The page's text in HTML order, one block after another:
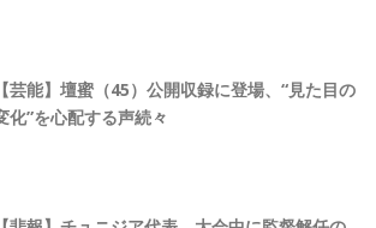
【芸能】壇蜜（45）公開収録に登場、“見た目の
化”を心配する声続々